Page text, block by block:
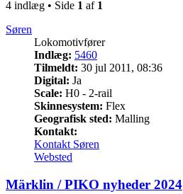
4 indlæg • Side 1 af 1
Søren
Lokomotivfører
Indlæg: 5460
Tilmeldt: 30 jul 2011, 08:36
Digital: Ja
Scale: H0 - 2-rail
Skinnesystem: Flex
Geografisk sted: Malling
Kontakt:
Kontakt Søren
Websted
Märklin / PIKO nyheder 2024